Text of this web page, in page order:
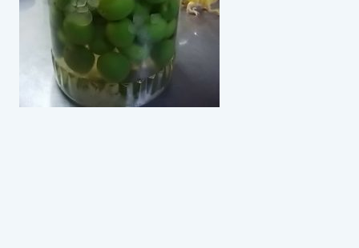
メールでお問い合わせ
スイミングスクールの
体験申し込みはこちら!